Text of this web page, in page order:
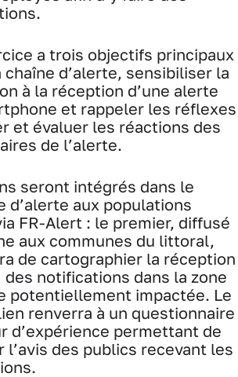
a trois objectifs principaux
d’alerte, sensibiliser la
à la réception d’une alerte
et rappeler les réflexes
et évaluer les réactions des
de l’alerte.
seront intégrés dans le
d’alerte aux populations
FR-Alert : le premier, diffusé
aux communes du littoral,
de cartographier la réception
des notifications dans la zone
potentiellement impactée. Le
renverra à un questionnaire
d’expérience permettant de
l’avis des publics recevant les